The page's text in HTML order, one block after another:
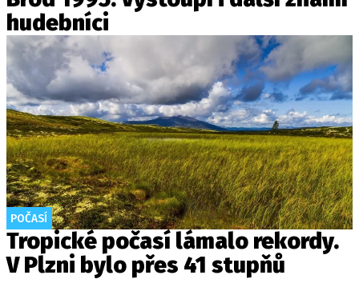
hudebníci
POČASÍ
Tropické počasí lámalo rekordy.
V Plzni bylo přes 41 stupňů